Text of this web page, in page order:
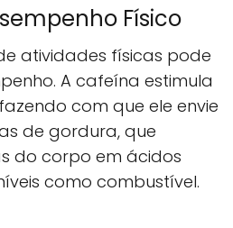
Físico
atividades físicas pode
A cafeína estimula
com que ele envie
de gordura, que
do corpo em ácidos
como combustível.